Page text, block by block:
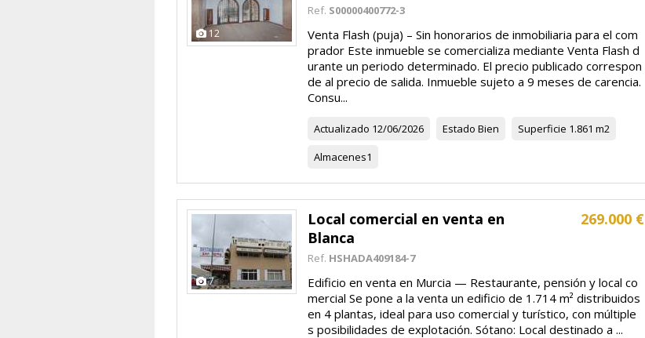
12
Ref. S00000400772-3
Venta Flash (puja) – Sin honorarios de inmobiliaria para el com
prador Este inmueble se comercializa mediante Venta Flash d
urante un periodo determinado. El precio publicado correspon
de al precio de salida. Inmueble sujeto a 9 meses de carencia.
Consu...
Actualizado 12/06/2026 Estado Bien Superficie 1.861 m2
Almacenes1
7
269.000 €
Local comercial en venta en
Blanca
Ref. HSHADA409184-7
Edificio en venta en Murcia — Restaurante, pensión y local co
mercial Se pone a la venta un edificio de 1.714 m² distribuidos
en 4 plantas, ideal para uso comercial y turístico, con múltiple
s posibilidades de explotación. Sótano: Local destinado a ...